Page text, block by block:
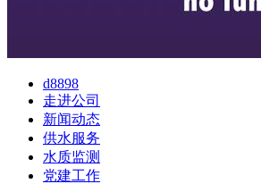
d8898
走进公司
新闻动态
供水服务
水质监测
党建工作